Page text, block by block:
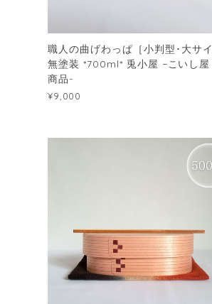
職人の曲げわっぱ［小判型･大サイ
無塗装 *700ml* 兎小屋 −こいし屋
商品-
¥9,000